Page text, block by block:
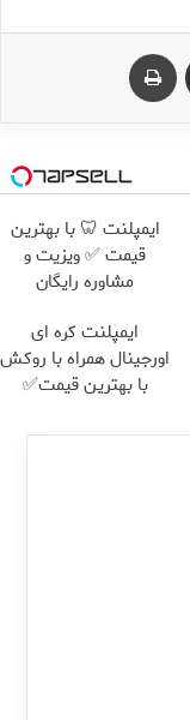
اشتراک گذاری از طریق ایمیل
ایمپلنت 🦷 با بهترین
قیمت ✅ ویزیت و
مشاوره رایگان
ایمپلنت کره ای
اورجینال همراه با روکش
با بهترین قیمت✅